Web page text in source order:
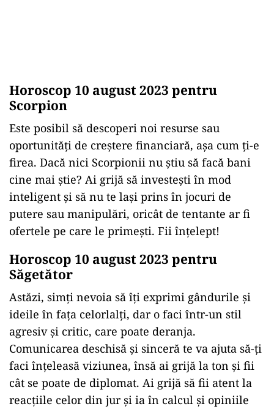
Horoscop 10 august 2023 pentru
Scorpion
Este posibil să descoperi noi resurse sau
oportunități de creștere financiară, așa cum ți-e
firea. Dacă nici Scorpionii nu știu să facă bani
cine mai știe? Ai grijă să investești în mod
inteligent și să nu te lași prins în jocuri de
putere sau manipulări, oricât de tentante ar fi
ofertele pe care le primești. Fii înțelept!
Horoscop 10 august 2023 pentru
Săgetător
Astăzi, simți nevoia să îți exprimi gândurile și
ideile în fața celorlalți, dar o faci într-un stil
agresiv și critic, care poate deranja.
Comunicarea deschisă și sinceră te va ajuta să-ți
faci înțeleasă viziunea, însă ai grijă la ton și fii
cât se poate de diplomat. Ai grijă să fii atent la
reacțiile celor din jur și ia în calcul și opiniile